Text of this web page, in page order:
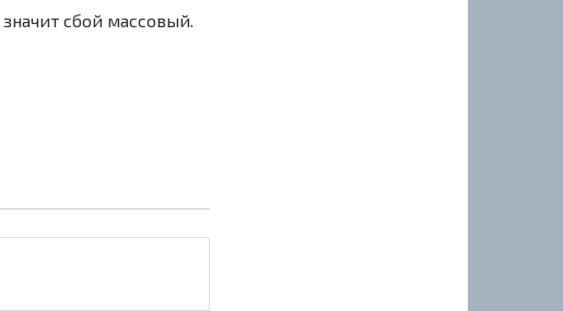
сбой массовый.